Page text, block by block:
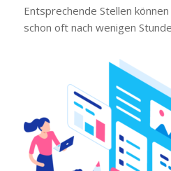
Entsprechende Stellen
schon oft nach wenigen